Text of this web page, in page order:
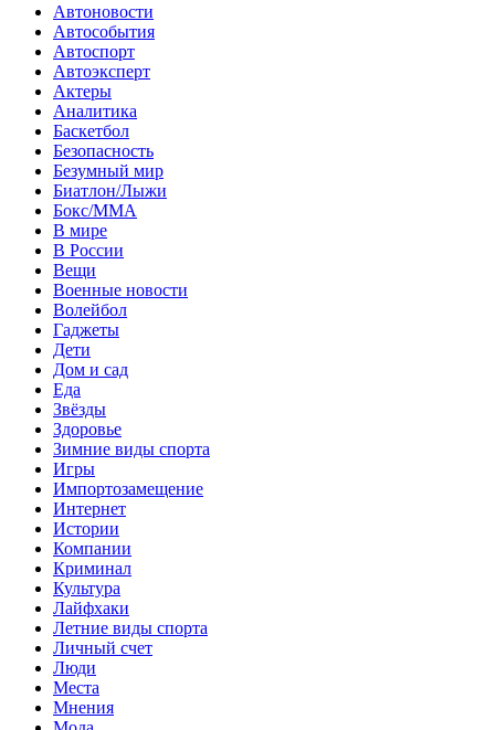
Автоновости
Автособытия
Автоспорт
Автоэксперт
Актеры
Аналитика
Баскетбол
Безопасность
Безумный мир
Биатлон/Лыжи
Бокс/MMA
В мире
В России
Вещи
Военные новости
Волейбол
Гаджеты
Дети
Дом и сад
Еда
Звёзды
Здоровье
Зимние виды спорта
Игры
Импортозамещение
Интернет
Истории
Компании
Криминал
Культура
Лайфхаки
Летние виды спорта
Личный счет
Люди
Места
Мнения